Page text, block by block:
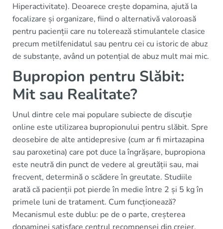
Hiperactivitate). Deoarece crește dopamina, ajută la
focalizare și organizare, fiind o alternativă valoroasă
pentru pacienții care nu tolerează stimulantele clasice
precum metilfenidatul sau pentru cei cu istoric de abuz
de substanțe, având un potențial de abuz mult mai mic.
Bupropion pentru Slăbit:
Mit sau Realitate?
Unul dintre cele mai populare subiecte de discuție
online este utilizarea bupropionului pentru slăbit. Spre
deosebire de alte antidepresive (cum ar fi mirtazapina
sau paroxetina) care pot duce la îngrășare, bupropiona
este neutră din punct de vedere al greutății sau, mai
frecvent, determină o scădere în greutate. Studiile
arată că pacienții pot pierde în medie între 2 și 5 kg în
primele luni de tratament. Cum funcționează?
Mecanismul este dublu: pe de o parte, creșterea